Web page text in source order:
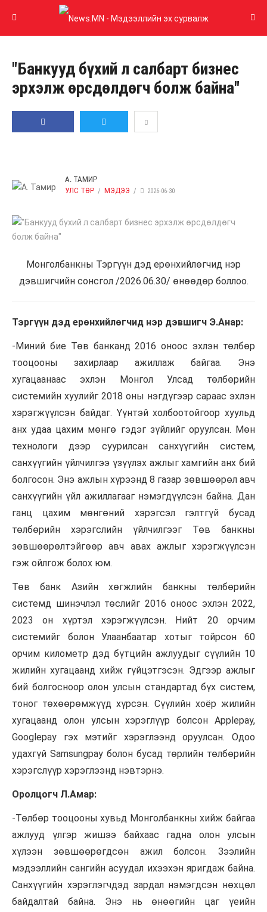
"Банкууд бүхий л салбарт бизнес
эрхэлж өрсдөлдөгч болж байна"
А. ТАМИР
УЛС ТӨР
МЭДЭЭ 2026-06-30
Монголбанкны Тэргүүн дэд ерөнхийлөгчид нэр
дэвшигчийн сонсгол /2026.06.30/ өнөөдөр боллоо.
Тэргүүн дэд ерөнхийлөгчид нэр дэвшигч Э.Анар:
-Миний бие Төв банканд 2016 оноос эхлэн төлбөр
тооцооны захирлаар ажиллаж байгаа. Энэ
хугацаанаас эхлэн Монгол Улсад төлбөрийн
системийн хуулийг 2018 оны нэгдүгээр сараас эхлэн
хэрэгжүүлсэн байдаг. Үүнтэй холбоотойгоор хуульд
анх удаа цахим мөнгө гэдэг зүйлийг оруулсан. Мөн
технологи дээр суурилсан санхүүгийн систем,
санхүүгийн үйлчилгээ үзүүлэх ажлыг хамгийн анх бий
болгосон. Энэ ажлын хүрээнд 8 газар зөвшөөрөл авч
санхүүгийн үйл ажиллагааг нэмэгдүүлсэн байна. Дан
ганц цахим мөнгөний хэрэгсэл гэлтгүй бусад
төлбөрийн хэрэгслийн үйлчилгээг Төв банкны
зөвшөөрөлтэйгөөр авч авах ажлыг хэрэгжүүлсэн
гэж ойлгож болох юм.
Төв банк Азийн хөгжлийн банкны төлбөрийн
системд шинэчлэл төслийг 2016 оноос эхлэн 2022,
2023 он хүртэл хэрэгжүүлсэн. Нийт 20 орчим
системийг болон Улаанбаатар хотыг тойрсон 60
орчим километр дэд бүтцийн ажлуудыг сүүлийн 10
жилийн хугацаанд хийж гүйцэтгэсэн. Эдгээр ажлыг
бий болгосноор олон улсын стандартад бүх систем,
тоног төхөөрөмжүүд хүрсэн. Сүүлийн хоёр жилийн
хугацаанд олон улсынхэрэглүүр болсон Applepay,
Googlepay гэх мэтийг хэрэглээнд оруулсан. Одоо
удахгүй Samsungpay болон бусад төрлийн төлбөрийн
хэрэгслүүр хэрэглээнд нэвтэрнэ.
Оролцогч Л.Амар:
-Төлбөр тооцооны хувьд Монголбанкны хийж байгаа
ажлууд үлгэр жишээ байхаас гадна олон улсын
хүлээн зөвшөөрөгдсөн ажил болсон. Зээлийн
мэдээллийн сангийн асуудал ихээхэн яригдаж байна.
Санхүүгийн хэрэглэгчдэд зардал нэмэгдсэн нөхцөл
байдалтай байна. Энэ нь өнөөгийн цаг үеийн